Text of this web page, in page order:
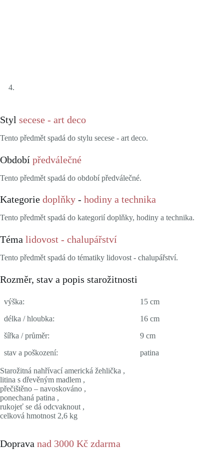
Styl secese - art deco
Tento předmět spadá do stylu secese - art deco.
Období předválečné
Tento předmět spadá do období předválečné.
Kategorie doplňky - hodiny a technika
Tento předmět spadá do kategorií doplňky, hodiny a technika.
Téma lidovost - chalupářství
Tento předmět spadá do tématiky lidovost - chalupářství.
Rozměr, stav a popis starožitnosti
výška:
15 cm
délka / hloubka:
16 cm
šířka / průměr:
9 cm
stav a poškození:
patina
Starožitná nahřívací americká žehlička ,
litina s dřevěným madlem ,
přečištěno – navoskováno ,
ponechaná patina ,
rukojeť se dá odcvaknout ,
celková hmotnost 2,6 kg
Doprava nad 3000 Kč zdarma